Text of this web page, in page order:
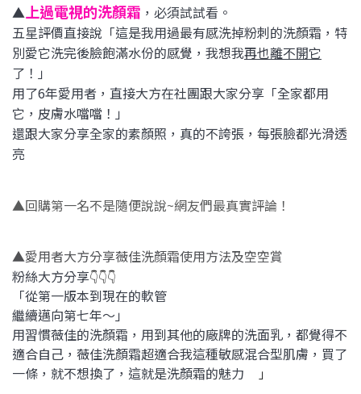
▲上過電視的洗顏霜 ，必須試試看。
五星評價直接說「這是我用過最有感洗掉粉刺的洗顏霜，特
別愛它洗完後臉飽滿水份的感覺，我想我再也離不開它
了！」
用了6年愛用者，直接大方在社團跟大家分享「全家都用
它，皮膚水噹噹！」
還跟大家分享全家的素顏照，真的不誇張，每張臉都光滑透
亮
▲回購第一名不是隨便說說~網友們最真實評論！
▲愛用者大方分享薇佳洗顏霜使用方法及空空賞
粉絲大方分享👇👇👇
「從第一版本到現在的軟管
繼續邁向第七年～」
用習慣薇佳的洗顏霜，用到其他的廠牌的洗面乳，都覺得不
適合自己，薇佳洗顏霜超適合我這種敏感混合型肌膚，買了
一條，就不想換了，這就是洗顏霜的魅力
」